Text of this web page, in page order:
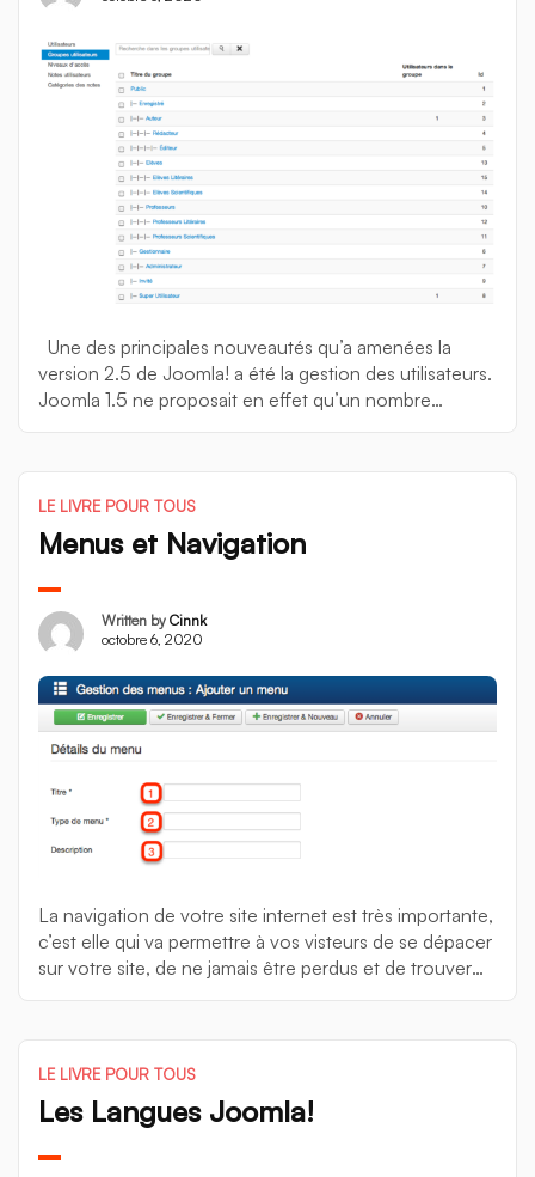
Une des principales nouveautés qu’a amenées la
version 2.5 de Joomla! a été la gestion des utilisateurs.
Joomla 1.5 ne proposait en effet qu’un nombre
permettant de tout configurer entièrement […]
LE LIVRE POUR TOUS
Menus et Navigation
Written by Cinnk
octobre 6, 2020
La navigation de votre site internet est très importante,
c’est elle qui va permettre à vos visteurs de se dépacer
sur votre site, de ne jamais être perdus et de trouver
construisez […]
LE LIVRE POUR TOUS
Les Langues Joomla!